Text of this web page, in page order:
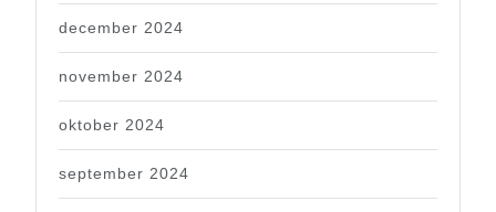
december 2024
november 2024
oktober 2024
september 2024